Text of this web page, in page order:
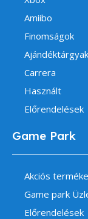
Amiibo
Finomságok
Ajándéktárgyak
Carrera
Használt
Előrendelések
Game Park
Akciós
Game park
Előrendelések